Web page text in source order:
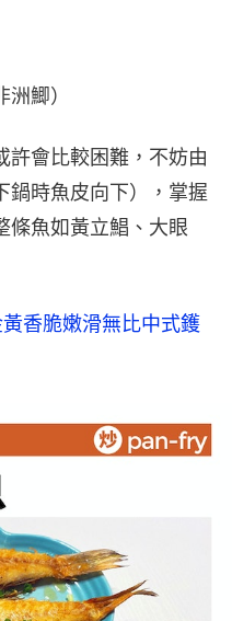
鯽）
許會比較困難，不妨由
鍋時魚皮向下），掌握
條魚如黃立鯧、大眼
香脆嫩滑無比中式鑊